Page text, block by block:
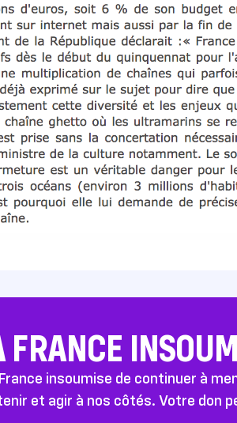
FRANCE
insoumise de continuer à
et agir à nos côtés. Votre don